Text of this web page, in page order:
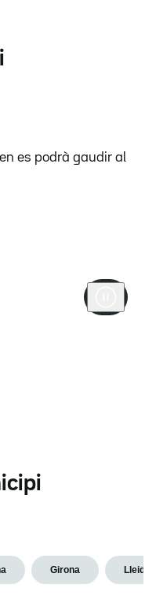
es podrà gaudir al
Girona Lleida